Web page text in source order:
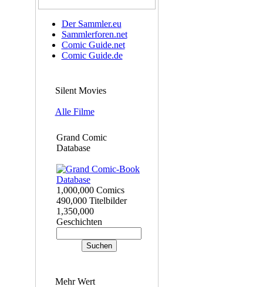
Der Sammler.eu
Sammlerforen.net
Comic Guide.net
Comic Guide.de
Silent Movies
Alle Filme
Grand Comic
Database
1,000,000 Comics
490,000 Titelbilder
1,350,000
Geschichten
Mehr Wert